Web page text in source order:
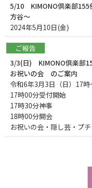
5/10 KIMONO倶楽部155
方谷～
2024年5月10日(金)
ご報告
3/3(日) KIMONO倶楽部
お祝いの会 のご案内
令和6年3月3日（日）17
17時00分受付開始
17時30分神事
18時00分開会
お祝いの会・隠し芸・プ